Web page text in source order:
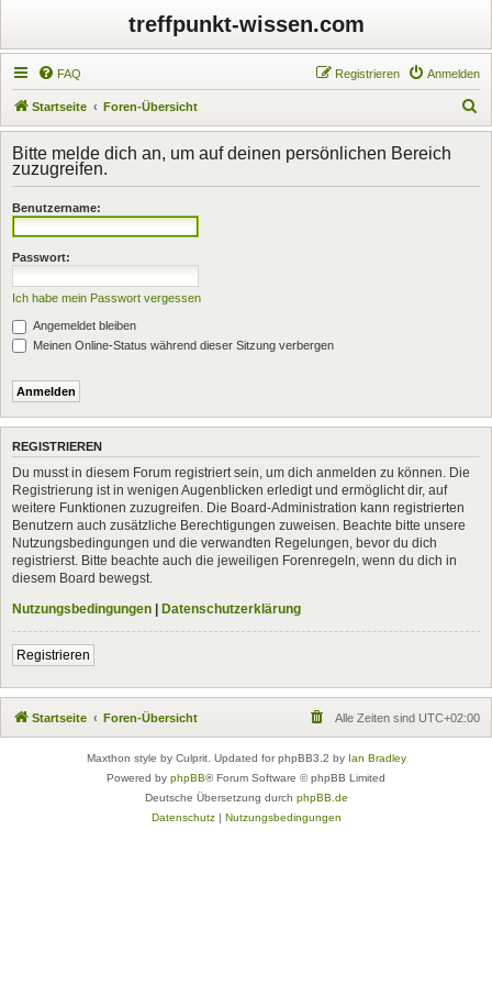
treffpunkt-wissen.com
FAQ Anmelden
Registrieren
Startseite Foren-Übersicht
u
h
Bitte melde dich an, um auf deinen persönlichen Bereich
zuzugreifen.
Benutzername:
Passwort:
Ich habe mein Passwort vergessen
Angemeldet bleiben
Meinen Online-Status während dieser Sitzung verbergen
REGISTRIEREN
Du musst in diesem Forum registriert sein, um dich anmelden zu können. Die
Registrierung ist in wenigen Augenblicken erledigt und ermöglicht dir, auf
weitere Funktionen zuzugreifen. Die Board-Administration kann registrierten
Benutzern auch zusätzliche Berechtigungen zuweisen. Beachte bitte unsere
Nutzungsbedingungen und die verwandten Regelungen, bevor du dich
registrierst. Bitte beachte auch die jeweiligen Forenregeln, wenn du dich in
diesem Board bewegst.
Nutzungsbedingungen | Datenschutzerklärung
Registrieren
Startseite Foren-Übersicht Alle Zeiten sind UTC+02:00
Maxthon style by Culprit. Updated for phpBB3.2 by Ian Bradley
Powered by phpBB® Forum Software © phpBB Limited
Deutsche Übersetzung durch phpBB.de
Datenschutz| Nutzungsbedingungen